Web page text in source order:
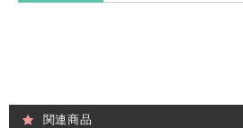
関連商品